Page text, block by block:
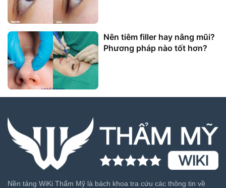
Nên tiêm filler hay nâng mũi?
Phương pháp nào tốt hơn?
Nền tảng WiKi Thẩm Mỹ là bách khoa tra cứu các thông tin về